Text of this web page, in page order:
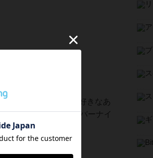
よ！📍知育・パズル好きなあ
界観とルール『ナンバーナイ